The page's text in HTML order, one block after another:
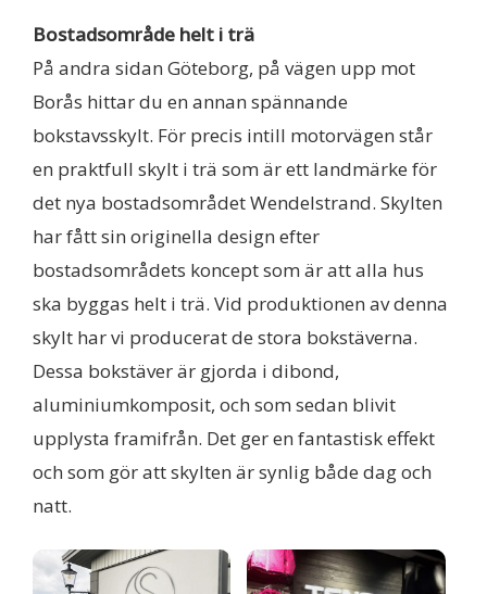
Bostadsområde helt i trä
På andra sidan Göteborg, på vägen upp mot
Borås hittar du en annan spännande
bokstavsskylt. För precis intill motorvägen står
en praktfull skylt i trä som är ett landmärke för
det nya bostadsområdet Wendelstrand. Skylten
har fått sin originella design efter
bostadsområdets koncept som är att alla hus
ska byggas helt i trä. Vid produktionen av denna
skylt har vi producerat de stora bokstäverna.
Dessa bokstäver är gjorda i dibond,
aluminiumkomposit, och som sedan blivit
upplysta framifrån. Det ger en fantastisk effekt
och som gör att skylten är synlig både dag och
natt.